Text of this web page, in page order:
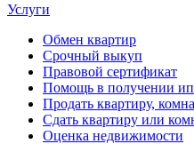
Услуги
Обмен квартир
Срочный выкуп
Правовой сертификат
Помощь в получении
Продать квартиру,
Сдать квартиру или
Оценка недвижимости